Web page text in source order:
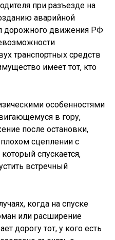
при разъезде на
аварийной
дорожного движения РФ
транспортных средств
имеет тот, кто
особенностями
в гору,
после остановки,
сцеплении с
спускается,
встречный
когда на спуске
или расширение
дорогу тот, у кого есть